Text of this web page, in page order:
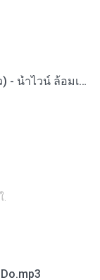
3ปีบ่ตอบแชท (กินโดนโพดข้าว) - น้ำไวน์ ล้อมเดช.mp3
.